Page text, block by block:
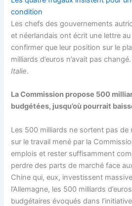
condition
Les chefs des gouvernements
et néerlandais ont écrit une lettre
confirmer que leur position sur le
milliards d’euros n’avait pas
Italie.
La Commission propose 500
budgétées, jusqu’où pourrait
Les 500 milliards ne sortent pas de
sur le travail mené par la
emplois et rester suffisamment
perdre des parts de marché face
Chine qui, eux, investissent
l’Allemagne, les 500 milliards
budgétaires évoqués dans